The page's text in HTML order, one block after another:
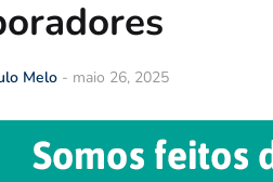
Melo - maio 26, 2025